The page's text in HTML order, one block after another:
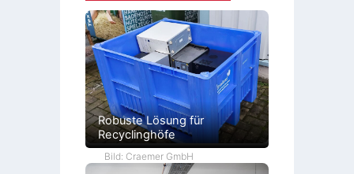
Robuste Lösung für
Recyclinghöfe
Bild: Craemer GmbH